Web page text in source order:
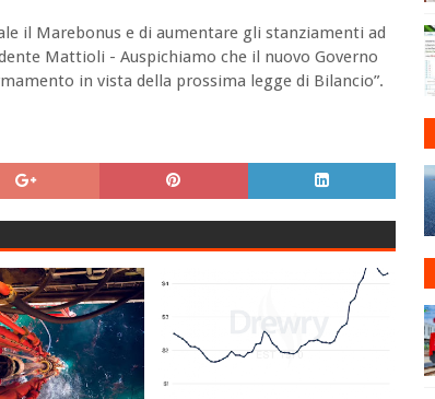
il Marebonus e di aumentare gli stanziamenti ad
Mattioli - Auspichiamo che il nuovo Governo
in vista della prossima legge di Bilancio”.